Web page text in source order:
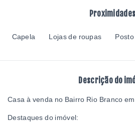
Proximidades
Capela Lojas de roupas
Descrição do
Casa à venda no Bairro Rio Branco
Destaques do imóvel: